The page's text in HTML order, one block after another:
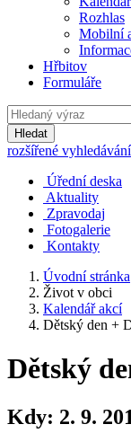
Rozhlas
Mobilní
Hřbitov
Formuláře
Hledat
rozšířené vyhledávání
Úřední deska
Aktuality
Zpravodaj
Fotogalerie
Kontakty
Úvodní stránka
Život v obci
Kalendář akcí
Dětský den +
Dětský
Kdy: 2. 9.